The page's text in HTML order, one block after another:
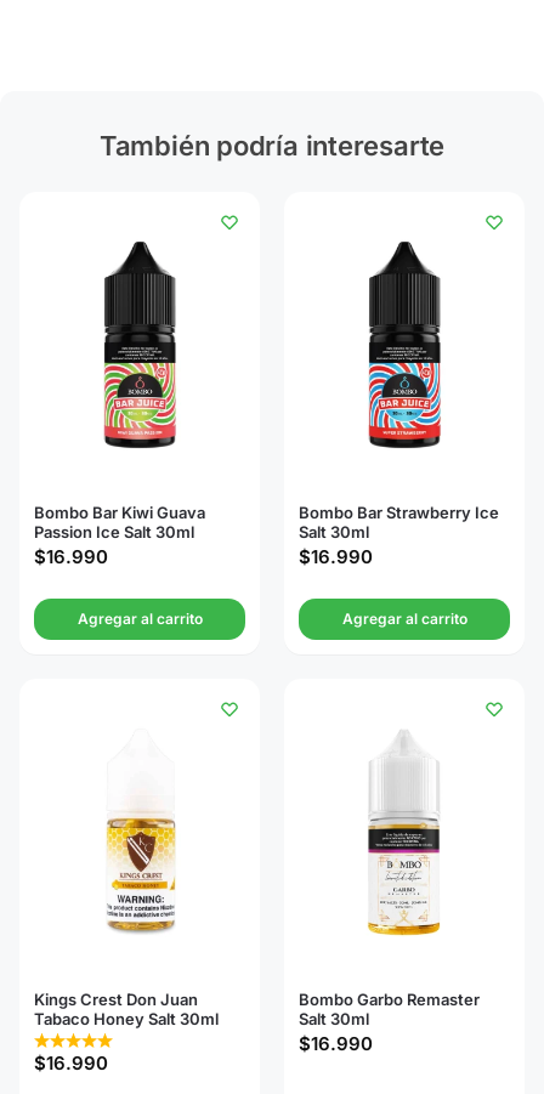
También podría interesarte
Bombo Bar Kiwi Guava
Passion Ice Salt 30ml
$16.990
Agregar al carrito
Bombo Bar Strawberry Ice
Salt 30ml
$16.990
Agregar al carrito
Kings Crest Don Juan
Tabaco Honey Salt 30ml
$16.990
Bombo Garbo Remaster
Salt 30ml
$16.990